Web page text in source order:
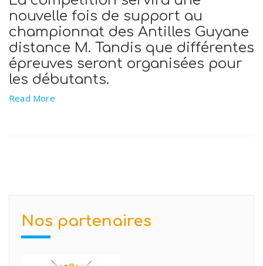
nouvelle fois de support au
championnat des Antilles Guyane
distance M. Tandis que différentes
épreuves seront organisées pour
les débutants.
Read More
Nos partenaires